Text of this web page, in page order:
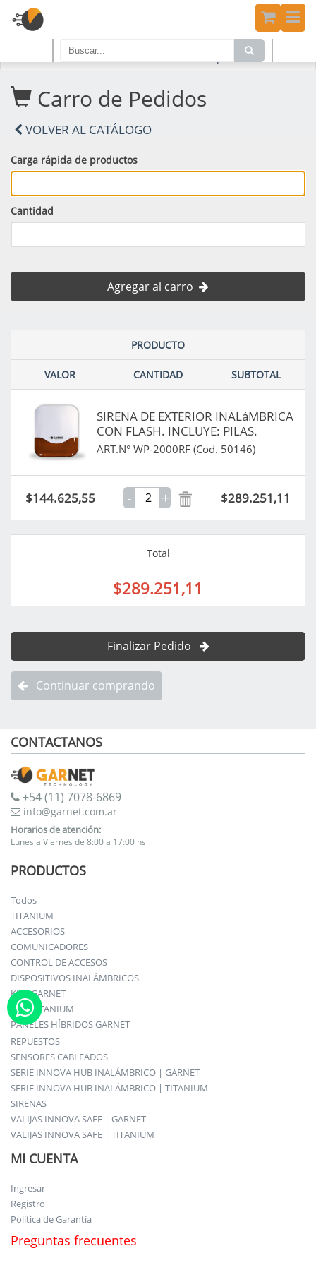
PRODUCTOS
Carro de Pedidos
VOLVER AL CATÁLOGO
Carga rápida de productos
Cantidad
Agregar al carro
PRODUCTO
VALOR CANTIDAD SUBTOTAL
SIRENA DE EXTERIOR INALáMBRICA
CON FLASH. INCLUYE: PILAS.
ART.N° WP-2000RF (Cod. 50146)
$144.625,55 - + $289.251,11
Total
$289.251,11
Finalizar Pedido
Continuar comprando
CONTACTANOS
+54 (11) 7078-6869
info@garnet.com.ar
Horarios de atención:
Lunes a Viernes de 8:00 a 17:00 hs
PRODUCTOS
Todos
TITANIUM
ACCESORIOS
COMUNICADORES
CONTROL DE ACCESOS
DISPOSITIVOS INALÁMBRICOS
KITS GARNET
KITS TITANIUM
PANELES HÍBRIDOS GARNET
REPUESTOS
SENSORES CABLEADOS
SERIE INNOVA HUB INALÁMBRICO | GARNET
SERIE INNOVA HUB INALÁMBRICO | TITANIUM
SIRENAS
VALIJAS INNOVA SAFE | GARNET
VALIJAS INNOVA SAFE | TITANIUM
MI CUENTA
Ingresar
Registro
Política de Garantía
Preguntas frecuentes